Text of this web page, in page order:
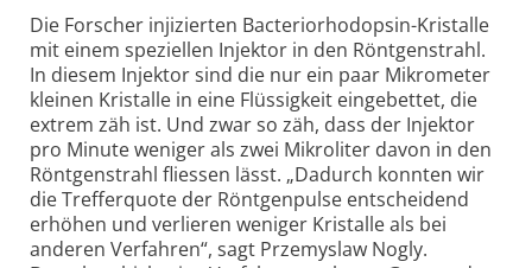
Die Forscher injizierten Bacterio­rhodopsin-Kristalle
mit einem speziellen Injektor in den Röntgen­strahl.
In diesem Injektor sind die nur ein paar Mikro­meter
kleinen Kristalle in eine Flüssig­keit eingebettet, die
extrem zäh ist. Und zwar so zäh, dass der Injektor
pro Minute weniger als zwei Mikroliter davon in den
Röntgenstrahl fliessen lässt. „Dadurch konnten wir
die Treffer­quote der Röntgen­pulse entscheidend
erhöhen und verlieren weniger Kristalle als bei
anderen Verfahren“, sagt Przemyslaw Nogly.